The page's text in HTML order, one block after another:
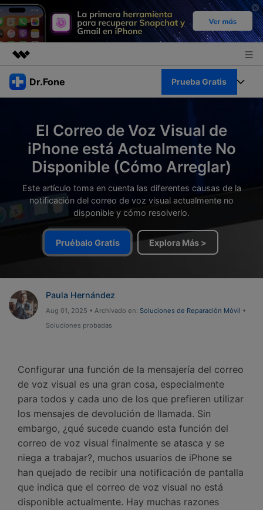
Productos destacados
Resumen
Soluciones
Quiénes somos
Sala de prensa
Tienda
Dr.Fone Prueba Gratis
Ver Kit Completo >
Productos
Para PC
Para Celular
Herramientas Online
Descubre lo mejor de Dr.Fone
Blog
Transferencia de Datos
Reparación de Móviles
Protección del Móvil
Desbloqueo FRP en Android 16
Iniciar sesión
El Correo de Voz Visual de
iPhone está Actualmente No
Disponible (Cómo Arreglar)
Este artículo toma en cuenta las diferentes causas de la
notificación del correo de voz visual actualmente no
disponible y cómo resolverlo.
Pruébalo Gratis Explora Más >
Paula Hernández
Aug 01, 2025 • Archivado en: Soluciones de Reparación Móvil •
Soluciones probadas
Configurar una función de la mensajería del correo
de voz visual es una gran cosa, especialmente
para todos y cada uno de los que prefieren utilizar
los mensajes de devolución de llamada. Sin
embargo, ¿qué sucede cuando esta función del
correo de voz visual finalmente se atasca y se
niega a trabajar?, muchos usuarios de iPhone se
han quejado de recibir una notificación de pantalla
que indica que el correo de voz visual no está
disponible actualmente. Hay muchas razones